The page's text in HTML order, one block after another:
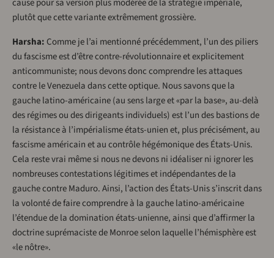
cause pour sa version plus modérée de la stratégie impériale,
plutôt que cette variante extrêmement grossière.
Harsha: Comme je l’ai mentionné précédemment, l’un des piliers
du fascisme est d’être contre-révolutionnaire et explicitement
anticommuniste; nous devons donc comprendre les attaques
contre le Venezuela dans cette optique. Nous savons que la
gauche latino-américaine (au sens large et «par la base», au-delà
des régimes ou des dirigeants individuels) est l’un des bastions de
la résistance à l’impérialisme états-unien et, plus précisément, au
fascisme américain et au contrôle hégémonique des États-Unis.
Cela reste vrai même si nous ne devons ni idéaliser ni ignorer les
nombreuses contestations légitimes et indépendantes de la
gauche contre Maduro. Ainsi, l’action des États-Unis s’inscrit dans
la volonté de faire comprendre à la gauche latino-américaine
l’étendue de la domination états-unienne, ainsi que d’affirmer la
doctrine suprémaciste de Monroe selon laquelle l’hémisphère est
«le nôtre».